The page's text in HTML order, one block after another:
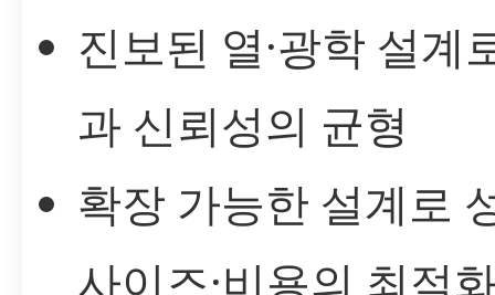
진보된 열·광학 설계
과 신뢰성의 균형
확장 가능한 설계로
사이즈·비용의 최적